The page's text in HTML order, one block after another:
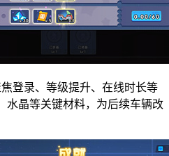
登录、等级提升、在线时长等
水晶等关键材料，为后续车辆改